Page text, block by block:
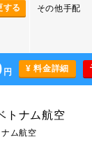
する その他手配
円 ¥ 料金詳細
ム航空